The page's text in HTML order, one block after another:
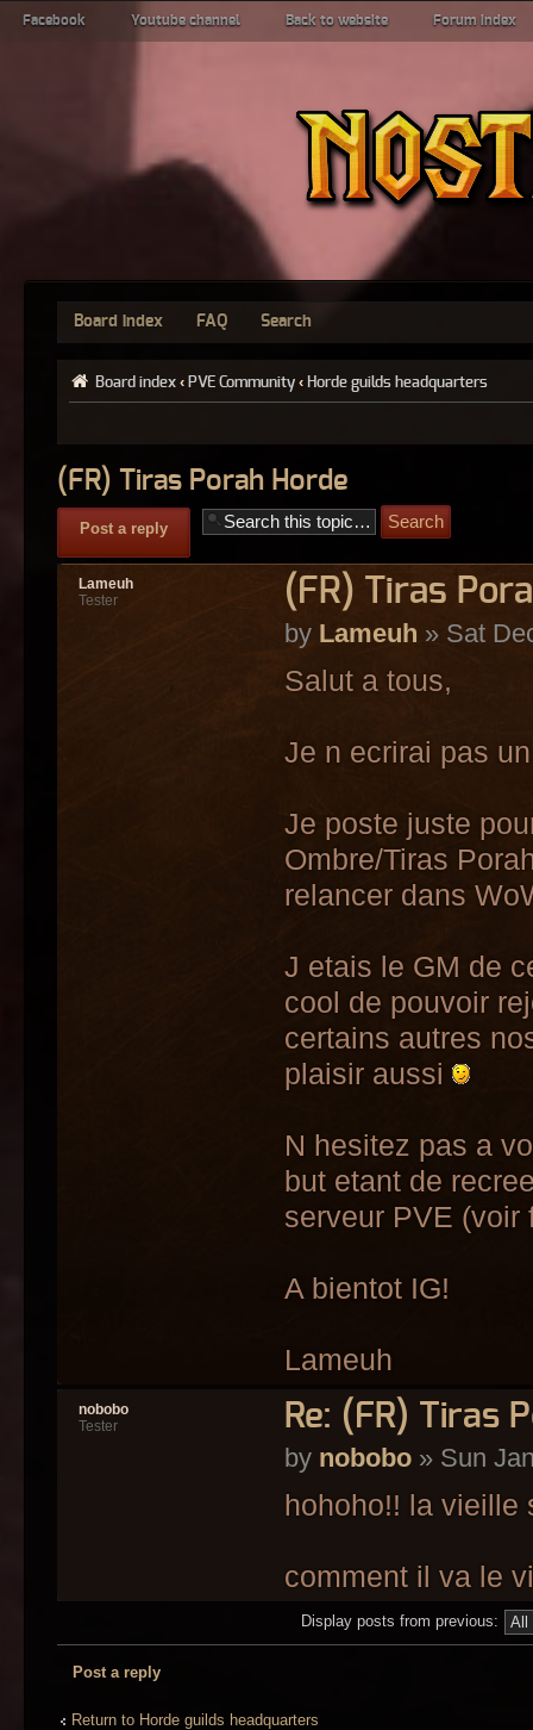
Facebook Youtube channel Back to website Forum index
Board index FAQ Search
Board index ‹ PVE Community ‹ Horde guilds headquarters
(FR) Tiras Porah Horde
Post a reply
(FR) Tiras
by Lameuh » Sat
Salut a tous,
Je n ecrirai pas
Je poste juste
Ombre/Tiras
relancer dans
J etais le GM de
cool de pouvoir
certains autres
plaisir aussi
N hesitez pas a
but etant de
serveur PVE
A bientot IG!
Lameuh
Lameuh
Tester
Re: (FR) Tiras
by nobobo» Sun
hohoho!! la
comment il va le
nobobo
Tester
Display posts from previous:
Post a reply
Return to Horde guilds headquarters